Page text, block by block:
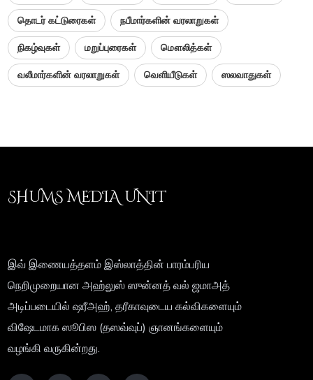
தொடர் கட்டுரைகள் நபீமார்களின் வரலாறுகள்
நிகழ்வுகள் மறுப்புரைகள் மௌலித்கள்
வலீமார்களின் வரலாறுகள் வெளியீடுகள் ஸலவாதுகள்
SHUMS MEDIA UNIT
இவ் இணையத்தளம் இஸ்லாத்தின் பாரம்பரிய
நெறிமுறையான அஹ்லுஸ் ஸுன்னத் வல் ஜமாஅத்
அடிப்படையில் ஷரீஅஹ், தரீகாவுடைய கல்விகளையும்
விஷேடமாக ஸூபிஸ (தஸவ்வுப்) ஞானங்களையும்
வழங்கி வருகின்றது.